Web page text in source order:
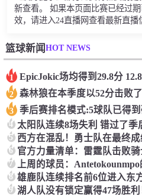
新查看。 如果本页面比赛已经过
效，请进入24直播网查看最新直播
篮球新闻HOT NEWS
1
2
3 季后赛排名模式:5球队已得
4 太阳队连续8场失利 错过了季
5
6 官方力量清单：雷霆队击败
7 上周的球员：
8
9